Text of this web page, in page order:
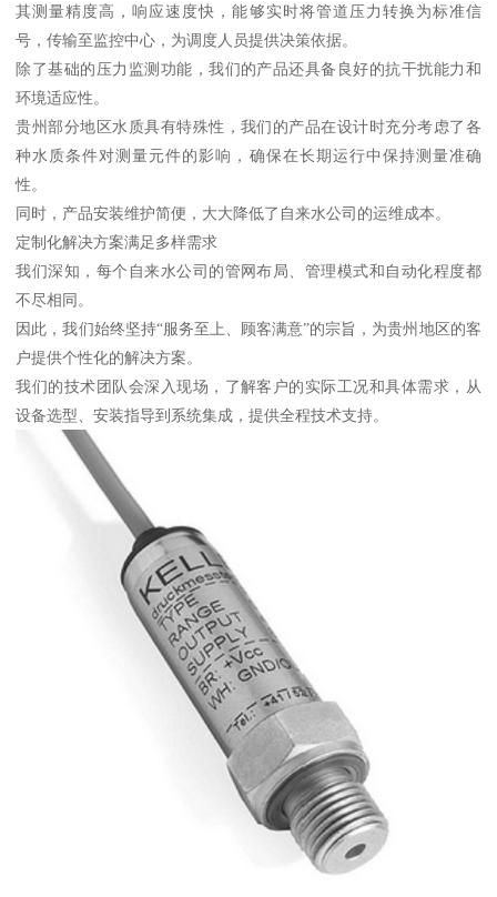
其测量精度高，响应速度快，能够实时将管道压力转换为标准信
号，传输至监控中心，为调度人员提供决策依据。
除了基础的压力监测功能，我们的产品还具备良好的抗干扰能力和
环境适应性。
贵州部分地区水质具有特殊性，我们的产品在设计时充分考虑了各
种水质条件对测量元件的影响，确保在长期运行中保持测量准确
性。
同时，产品安装维护简便，大大降低了自来水公司的运维成本。
定制化解决方案满足多样需求
我们深知，每个自来水公司的管网布局、管理模式和自动化程度都
不尽相同。
因此，我们始终坚持“服务至上、顾客满意”的宗旨，为贵州地区的客
户提供个性化的解决方案。
我们的技术团队会深入现场，了解客户的实际工况和具体需求，从
设备选型、安装指导到系统集成，提供全程技术支持。